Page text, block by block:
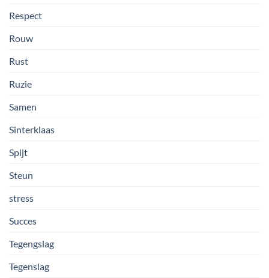
Respect
Rouw
Rust
Ruzie
Samen
Sinterklaas
Spijt
Steun
stress
Succes
Tegengslag
Tegenslag